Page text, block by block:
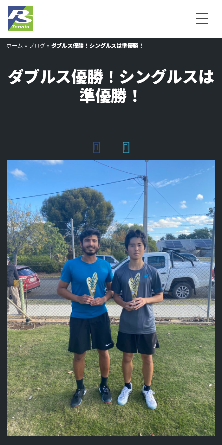
ホーム » ブログ »ダブルス優勝！シングルスは準優勝！
ダブルス優勝！シングルスは
準優勝！